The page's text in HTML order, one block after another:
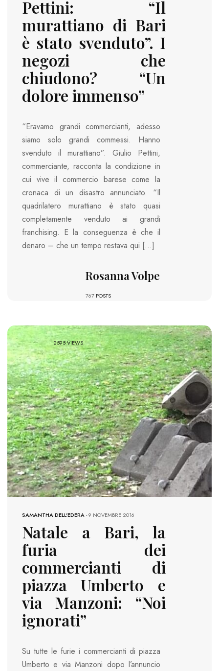
Pettini: “Il
murattiano di Bari
è stato svenduto”. I
negozi che
chiudono? “Un
dolore immenso”
“Eravamo grandi commercianti, adesso
siamo solo grandi commessi. Hanno
svenduto il murattiano”. Giulio Pettini,
commerciante, racconta la condizione in
cui vive il commercio barese come la
cronaca di un disastro annunciato. “Il
quadrilatero murattiano è stato quasi
completamente venduto ai grandi
franchising. E la conseguenza è che il
denaro – che un tempo restava qui […]
Rosanna Volpe
767 POSTS
2595 VIEWS
SAMANTHA DELL'EDERA-9 NOVEMBRE 2016
Natale a Bari, la
furia dei
commercianti di
piazza Umberto e
via Manzoni: “Noi
ignorati”
Su tutte le furie i commercianti di piazza
Umberto e via Manzoni dopo l’annuncio